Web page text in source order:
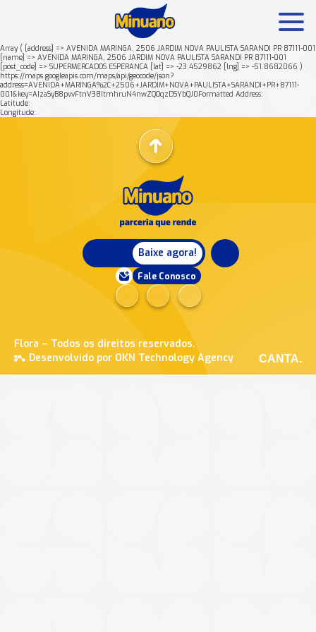
Array ( [address] => AVENIDA MARINGA, 2506 JARDIM NOVA PAULISTA SARANDI PR 87111-001
[name] => AVENIDA MARINGA, 2506 JARDIM NOVA PAULISTA SARANDI PR 87111-001
[post_code] => SUPERMERCADOS ESPERANCA [lat] => -23.4529862 [lng] => -51.8682066 )
https://maps.googleapis.com/maps/api/geocode/json?
address=AVENIDA+MARINGA%2C+2506+JARDIM+NOVA+PAULISTA+SARANDI+PR+87111-
001&key=AIzaSyB8pvvFtnV38ItmhruN4nwZQOqzDSYbQJ0Formatted Address:
Latitude:
Longitude:
Baixe agora!
Fale Conosco
Flora – Todos os direitos reservados.
Desenvolvido por OKN Technology Agency
CANTA.
Mais buscados: Produtos Minuano Rende +
Nossa história